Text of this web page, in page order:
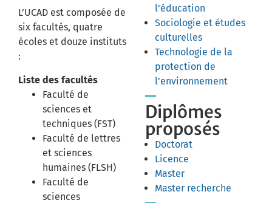
L’UCAD est composée de
six facultés, quatre
écoles et douze instituts
:
Liste des facultés
Faculté de
sciences et
techniques (FST)
Faculté de lettres
et sciences
humaines (FLSH)
Faculté de
sciences
l’éducation
Sociologie et études
culturelles
Technologie de la
protection de
l’environnement
Diplômes
proposés
Doctorat
Licence
Master
Master recherche